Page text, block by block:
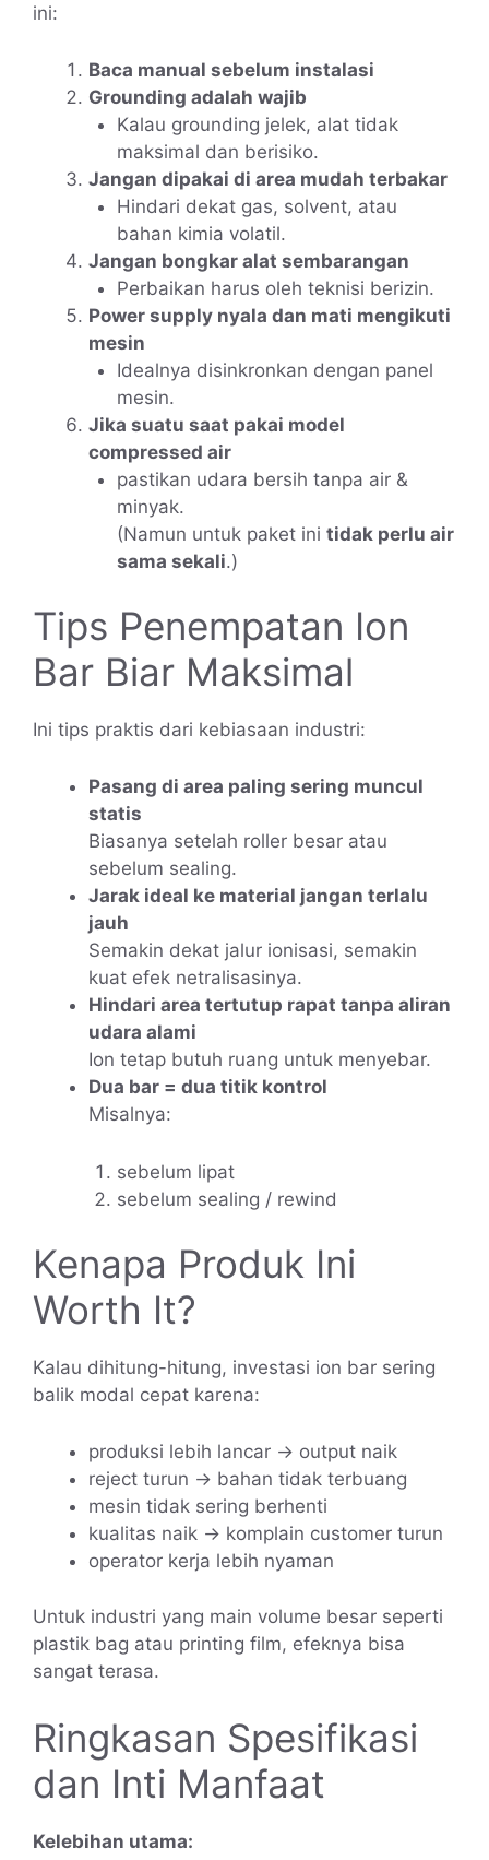
ini:
Baca manual sebelum instalasi
Grounding adalah wajib
Kalau grounding jelek, alat tidak
maksimal dan berisiko.
Jangan dipakai di area mudah terbakar
Hindari dekat gas, solvent, atau
bahan kimia volatil.
Jangan bongkar alat sembarangan
Perbaikan harus oleh teknisi berizin.
Power supply nyala dan mati mengikuti
mesin
Idealnya disinkronkan dengan panel
mesin.
Jika suatu saat pakai model
compressed air
pastikan udara bersih tanpa air &
minyak.
(Namun untuk paket ini tidak perlu air
sama sekali.)
Tips Penempatan Ion
Bar Biar Maksimal
Ini tips praktis dari kebiasaan industri:
Pasang di area paling sering muncul
statis
Biasanya setelah roller besar atau
sebelum sealing.
Jarak ideal ke material jangan terlalu
jauh
Semakin dekat jalur ionisasi, semakin
kuat efek netralisasinya.
Hindari area tertutup rapat tanpa aliran
udara alami
Ion tetap butuh ruang untuk menyebar.
Dua bar = dua titik kontrol
Misalnya:
sebelum lipat
sebelum sealing / rewind
Kenapa Produk Ini
Worth It?
Kalau dihitung-hitung, investasi ion bar sering
balik modal cepat karena:
produksi lebih lancar → output naik
reject turun → bahan tidak terbuang
mesin tidak sering berhenti
kualitas naik → komplain customer turun
operator kerja lebih nyaman
Untuk industri yang main volume besar seperti
plastik bag atau printing film, efeknya bisa
sangat terasa.
Ringkasan Spesifikasi
dan Inti Manfaat
Kelebihan utama: